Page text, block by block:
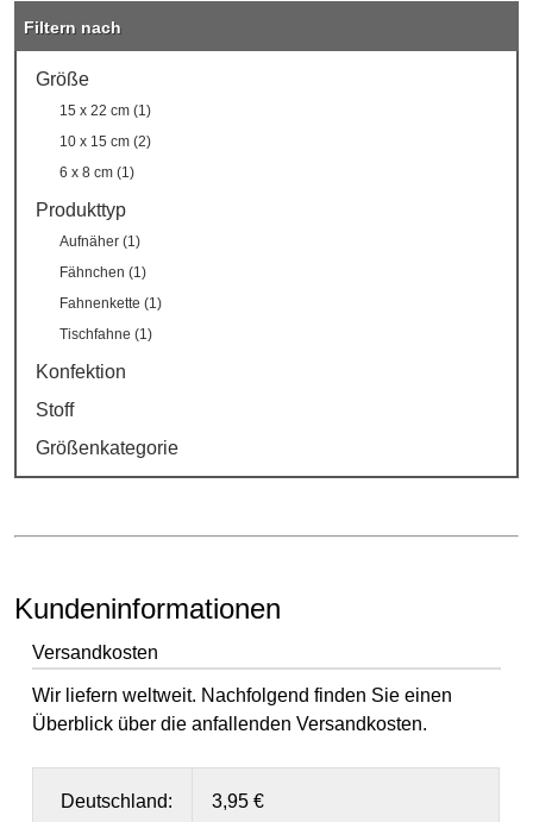
Filtern nach
Größe
15 x 22 cm (1)
10 x 15 cm (2)
6 x 8 cm (1)
Produkttyp
Aufnäher (1)
Fähnchen (1)
Fahnenkette (1)
Tischfahne (1)
Konfektion
Stoff
Größenkategorie
Kundeninformationen
Versandkosten
Wir liefern weltweit. Nachfolgend finden Sie einen
Überblick über die anfallenden Versandkosten.
Deutschland: 3,95 €